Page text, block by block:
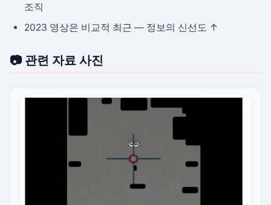
조직
2023 영상은 비교적 최근 — 정보의 신선도 ↑
📷 관련 자료 사진